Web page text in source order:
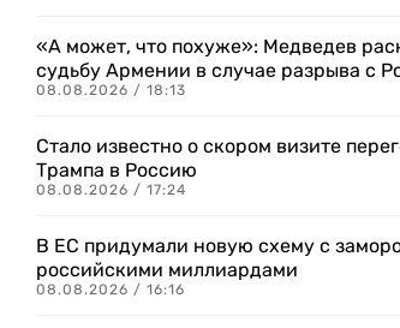
«А может, что похуже»: Медведев
судьбу Армении в случае разрыва с
08.08.2026 / 18:13
Стало известно о скором визите
Трампа в Россию
08.08.2026 / 17:24
В ЕС придумали новую схему с
российскими миллиардами
08.08.2026 / 16:16